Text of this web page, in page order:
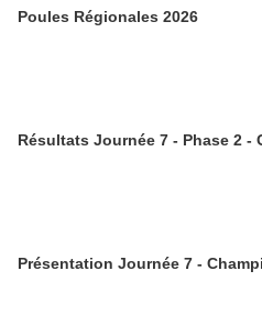
Poules Régionales 2026
Résultats Journée 7 - Phase 2 -
Présentation Journée 7 -